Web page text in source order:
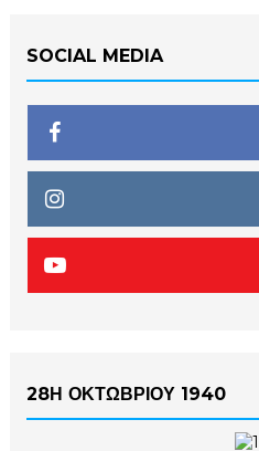
SOCIAL MEDIA
28Η ΟΚΤΩΒΡΙΟΥ 1940